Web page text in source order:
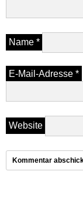
Name *
E-Mail-Adresse *
Website